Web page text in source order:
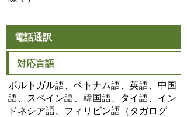
電話通訳
対応言語
ポルトガル語、ベトナム語、英語、中国
語、スペイン語、韓国語、タイ語、イン
ドネシア語、フィリピン語（タガログ